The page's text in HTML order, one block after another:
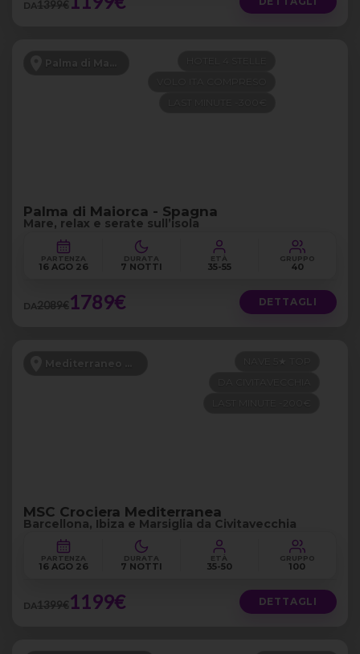
DA1399€
Palma di Maiorca
Palma di Maiorca - Spagna
Mare, relax e serate sull’isola
PARTENZA
16 AGO 26
DURATA
7 NOTTI
ETÀ
35-55
GRUPPO
40
DA2089€1789€ DETTAGLI
Mediterraneo Occidentale
MSC Crociera Mediterranea
Barcellona, Ibiza e Marsiglia da Civitavecchia
PARTENZA
16 AGO 26
DURATA
7 NOTTI
ETÀ
35-50
GRUPPO
100
DA1399€1199€ DETTAGLI